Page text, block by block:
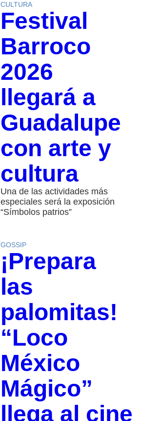
CULTURA
Festival
Barroco
2026
llegará a
Guadalupe
con arte y
cultura
Una de las actividades más
especiales será la exposición
“Símbolos patrios”
GOSSIP
¡Prepara
las
palomitas!
“Loco
México
Mágico”
llega al cine